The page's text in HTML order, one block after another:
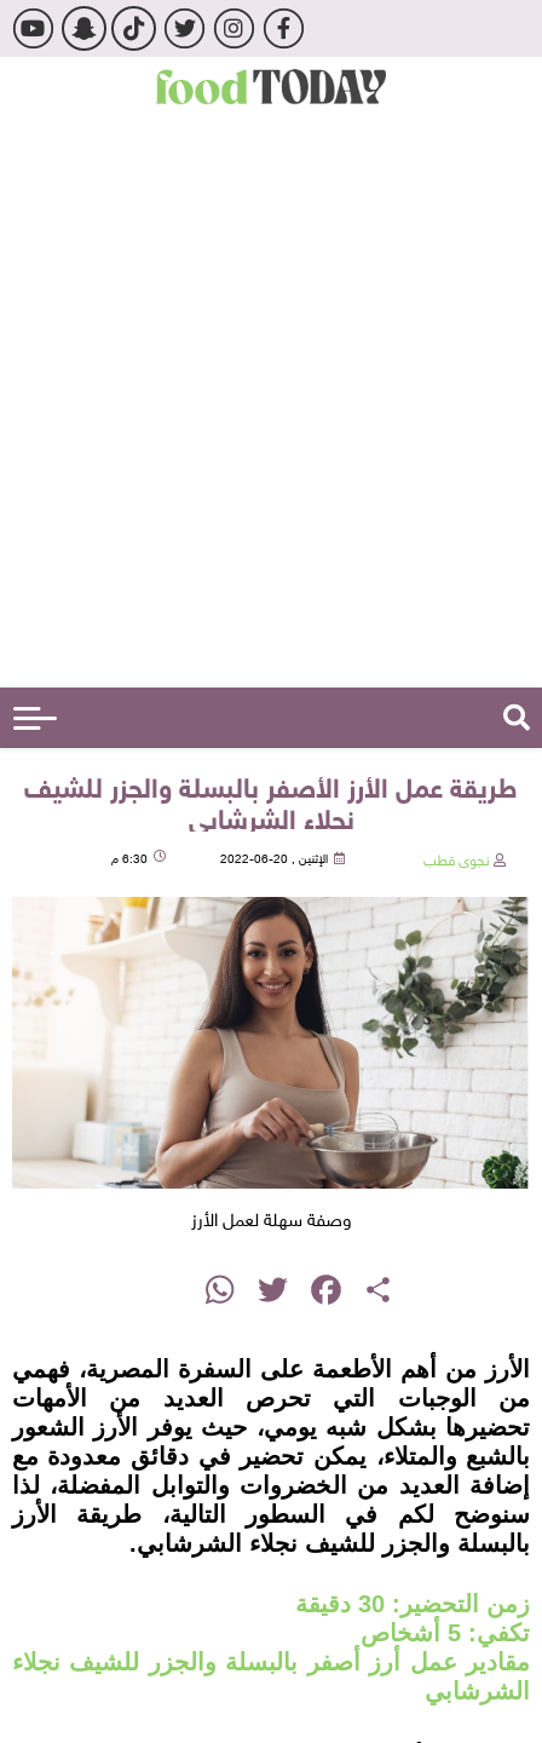
طريقة عمل الأرز الأصفر بالبسلة والجزر للشيف
نجلاء الشرشابي
نجوى قطب الإثنين , 20-06-2022 6:30 م
وصفة سهلة لعمل الأرز
Share
Facebook
Twitter
WhatsApp
الأرز من أهم الأطعمة على السفرة المصرية، فهمي
من الوجبات التي تحرص العديد من الأمهات
تحضيرها بشكل شبه يومي، حيث يوفر الأرز الشعور
بالشبع والمتلاء، يمكن تحضير في دقائق معدودة مع
إضافة العديد من الخضروات والتوابل المفضلة، لذا
سنوضح لكم في السطور التالية، طريقة الأرز
بالبسلة والجزر للشيف نجلاء الشرشابي.
زمن التحضير: 30 دقيقة
تكفي: 5 أشخاص
مقادير عمل أرز أصفر بالبسلة والجزر للشيف نجلاء
الشرشابي